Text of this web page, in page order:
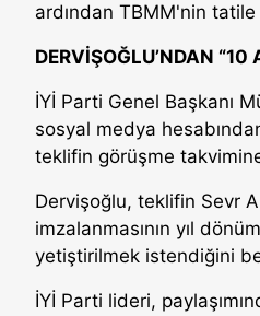
ardından TBMM'nin
DERVİŞOĞLU’NDAN “10
İYİ Parti Genel Başkanı
sosyal medya
teklifin görüşme
Dervişoğlu, teklifin Sevr
imzalanmasının yıl
yetiştirilmek istendiğini
İYİ Parti lideri,